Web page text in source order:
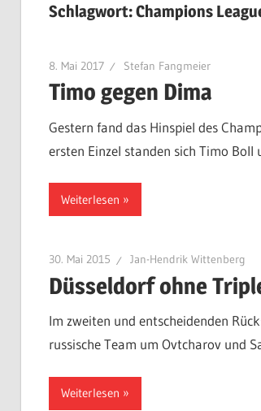
Schlagwort:Champions
8. Mai 2017 Stefan Fangmeier
Timo gegen Dima
Gestern fand das Hinspiel des
ersten Einzel standen sich Timo
Weiterlesen
30. Mai 2015 Jan-Hendrik Wittenberg
Düsseldorf ohne
Im zweiten und entscheidenden
russische Team um Ovtcharov und
Weiterlesen